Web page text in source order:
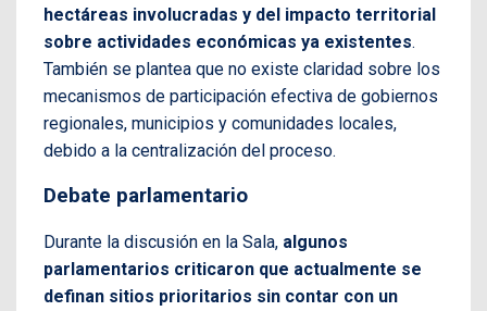
hectáreas involucradas y del impacto territorial
sobre actividades económicas ya existentes.
También se plantea que no existe claridad sobre los
mecanismos de participación efectiva de gobiernos
regionales, municipios y comunidades locales,
debido a la centralización del proceso.
Debate parlamentario
Durante la discusión en la Sala, algunos
parlamentarios criticaron que actualmente se
definan sitios prioritarios sin contar con un